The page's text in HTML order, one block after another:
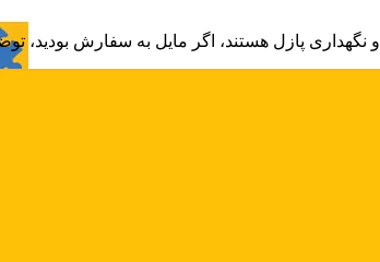
پازل هستند، اگر مایل به سفارش بودید،